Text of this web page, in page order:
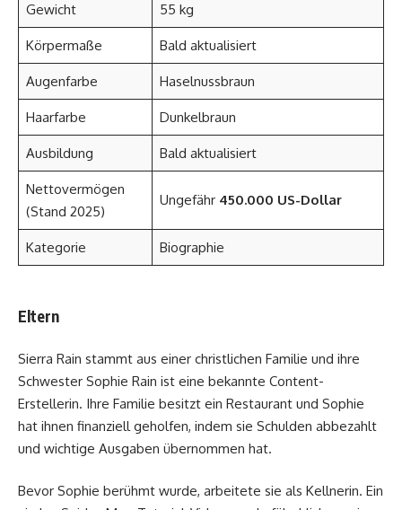
Gewicht 55 kg
Körpermaße Bald aktualisiert
Augenfarbe Haselnussbraun
Haarfarbe Dunkelbraun
Ausbildung Bald aktualisiert
Nettovermögen
(Stand 2025)
Ungefähr 450.000 US-Dollar
Kategorie Biographie
Eltern
Sierra Rain stammt aus einer christlichen Familie und ihre
Schwester Sophie Rain ist eine bekannte Content-
Erstellerin. Ihre Familie besitzt ein Restaurant und Sophie
hat ihnen finanziell geholfen, indem sie Schulden abbezahlt
und wichtige Ausgaben übernommen hat.
Bevor Sophie berühmt wurde, arbeitete sie als Kellnerin. Ein